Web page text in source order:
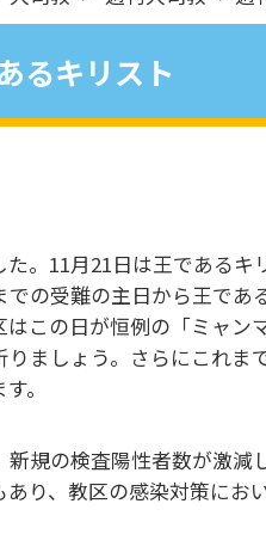
るキリスト
。11月21日は王であるキ
の受難の主日から王であ
この日が恒例の「ミャン
ましょう。さらにこれま
。
規の検査陽性者数が激減
り、教区の感染対策にお